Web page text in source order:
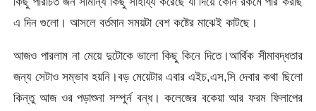
এ দিন গুলো। আসলে বর্তমান সময়টা বেশ কষ্টের মাঝেই কাটছে।
আজও পারলাম না মেয়ে দুটোকে ভালো কিছু কিনে দিতে।আর্থিক সীমাবদ্ধতার
জন্য সেটাও সম্ভাব হয়নি।বড় মেয়েটার এবার এইচ,এস,সি দেবার কথা ছিলো
কিন্তু আজ ওর পড়াশুনা সম্পুর্ন বন্ধ। কলেজের বকেয়া আর ফরম ফিলাপের